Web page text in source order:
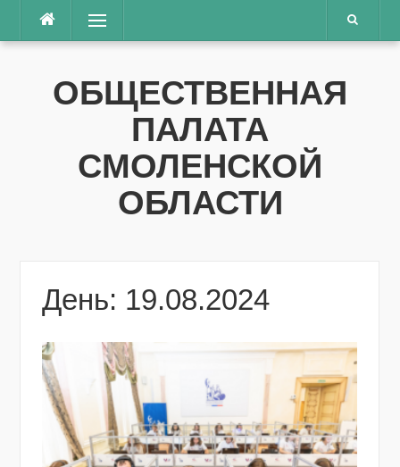
Перейти
содержимому
Меню
ОБЩЕСТВЕННАЯ
ПАЛАТА
СМОЛЕНСКОЙ
ОБЛАСТИ
День: 19.08.2024